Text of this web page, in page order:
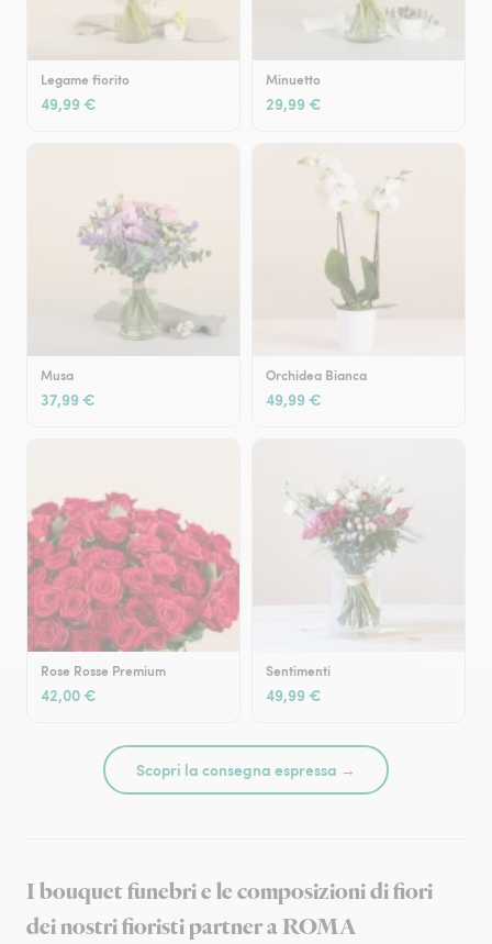
Legame fiorito
49,99 €
Minuetto
29,99 €
Musa
37,99 €
Orchidea Bianca
49,99 €
Rose Rosse Premium
42,00 €
Sentimenti
49,99 €
Scopri la consegna espressa →
I bouquet funebri e le composizioni di fiori
dei nostri fioristi partner a ROMA